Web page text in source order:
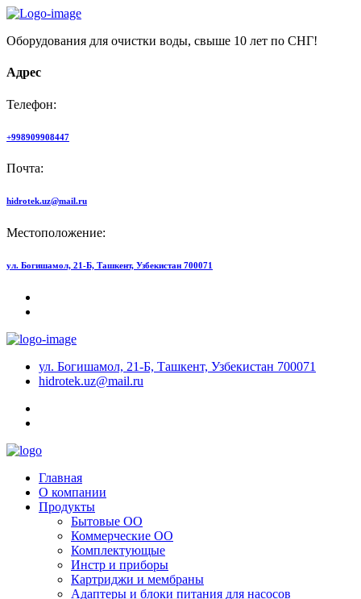
Оборудования для очистки воды, свыше 10 лет по СНГ!
Адрес
Телефон:
+998909908447
Почта:
hidrotek.uz@mail.ru
Местоположение:
ул. Богишамол, 21-Б, Ташкент, Узбекистан 700071
ул. Богишамол, 21-Б, Ташкент, Узбекистан 700071
hidrotek.uz@mail.ru
Главная
О компании
Продукты
Бытовые ОО
Коммерческие ОО
Комплектующые
Инстр и приборы
Картриджи и мембраны
Адаптеры и блоки питания для насосов